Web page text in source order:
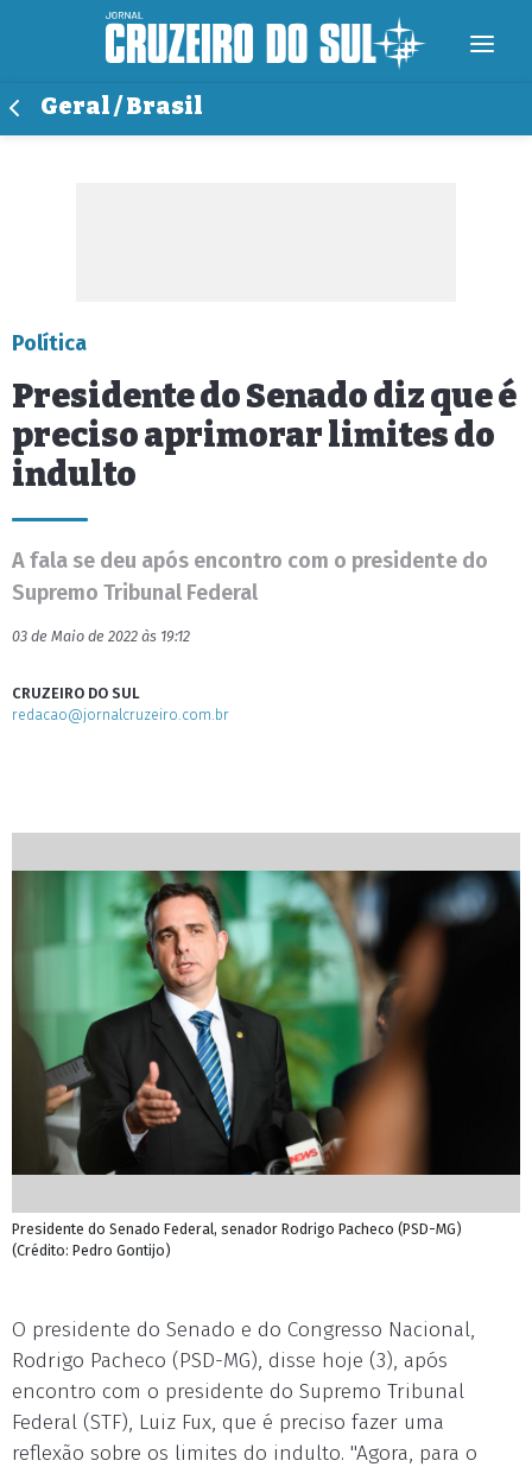
Geral / Brasil
Política
Presidente do Senado diz que é
preciso aprimorar limites do
indulto
A fala se deu após encontro com o presidente do
Supremo Tribunal Federal
03 de Maio de 2022 às 19:12
CRUZEIRO DO SUL
redacao@jornalcruzeiro.com.br
Presidente do Senado Federal, senador Rodrigo Pacheco (PSD-MG)
(Crédito: Pedro Gontijo)
O presidente do Senado e do Congresso Nacional,
Rodrigo Pacheco (PSD-MG), disse hoje (3), após
encontro com o presidente do Supremo Tribunal
Federal (STF), Luiz Fux, que é preciso fazer uma
reflexão sobre os limites do indulto. "Agora, para o